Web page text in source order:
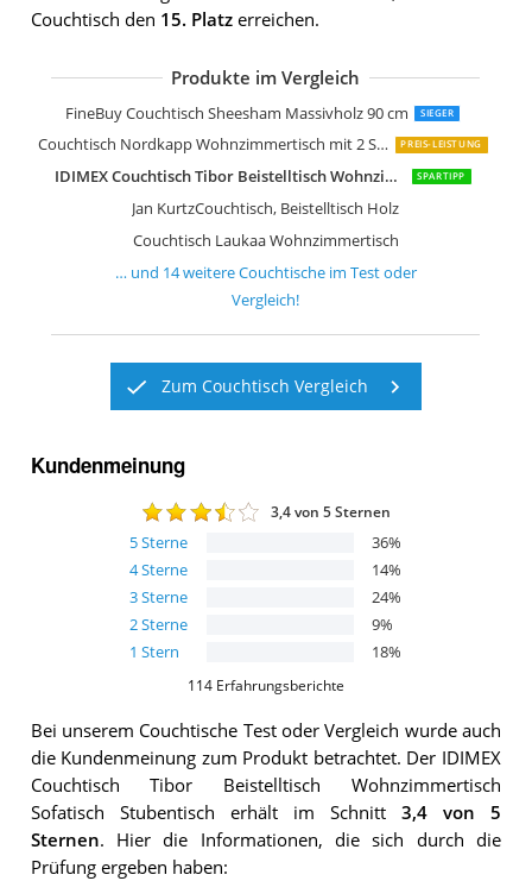
Couchtisch den 15. Platzerreichen.
Produkte im Vergleich
FineBuy Couchtisch Sheesham Massivholz 90 cm SIEGER
Couchtisch Nordkapp Wohnzimmertisch mit 2 Schiebetüren PREIS-LEISTUNG
IDIMEX Couchtisch Tibor Beistelltisch Wohnzimmertisch Sofatisch Stubentisch SPARTIPP
Jan KurtzCouchtisch, Beistelltisch Holz
Couchtisch Laukaa Wohnzimmertisch
Klaar Design Couchtisch Ret
SAM Couchtisch 120x80 cm Ida
Couchtisch aus Eiche & Metall
LITTLE TREE Runder Couchtisch
Couchtisch Weiß Wohnzimmertisch
Couchtisch Höhenverstellbar
… und 14weitereCouchtischeim Test oder
Vergleich!
Zum Couchtisch Vergleich
Kundenmeinung
3,4von 5 Sternen
5Sterne 36%
4Sterne 14%
3Sterne 24%
2Sterne 9%
1 Stern 18%
114 Erfahrungsberichte
Bei unserem Couchtische Test oder Vergleich wurde auch
die Kundenmeinung zum Produkt betrachtet. Der IDIMEX
Couchtisch Tibor Beistelltisch Wohnzimmertisch
Sofatisch Stubentisch erhält im Schnitt 3,4von 5
Sternen. Hier die Informationen, die sich durch die
Prüfung ergeben haben: